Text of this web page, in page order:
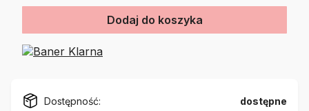
Dodaj do koszyka
Dostępność: dostępne